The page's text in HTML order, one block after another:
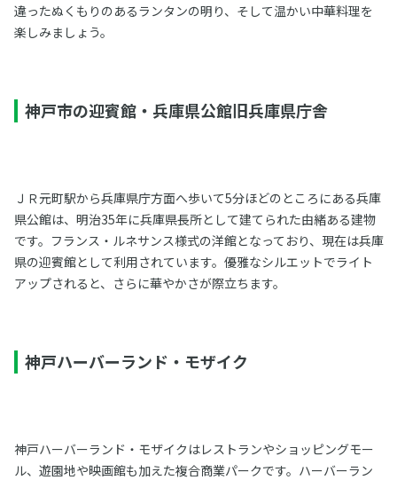
違ったぬくもりのあるランタンの明り、そして温かい中華料理を
楽しみましょう。
神戸市の迎賓館・兵庫県公館旧兵庫県庁舎
ＪＲ元町駅から兵庫県庁方面へ歩いて5分ほどのところにある兵庫
県公館は、明治35年に兵庫県長所として建てられた由緒ある建物
です。フランス・ルネサンス様式の洋館となっており、現在は兵庫
県の迎賓館として利用されています。優雅なシルエットでライト
アップされると、さらに華やかさが際立ちます。
神戸ハーバーランド・モザイク
神戸ハーバーランド・モザイクはレストランやショッピングモー
ル、遊園地や映画館も加えた複合商業パークです。ハーバーラン